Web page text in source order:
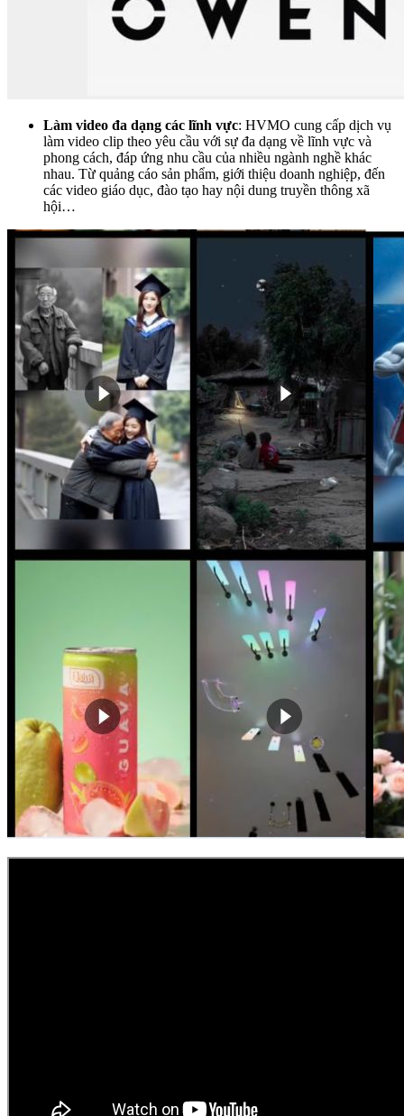
Làm video đa dạng các lĩnh vực: HVMO cung cấp dịch vụ
làm video clip theo yêu cầu với sự đa dạng về lĩnh vực và
phong cách, đáp ứng nhu cầu của nhiều ngành nghề khác
nhau. Từ quảng cáo sản phẩm, giới thiệu doanh nghiệp, đến
các video giáo dục, đào tạo hay nội dung truyền thông xã
hội…